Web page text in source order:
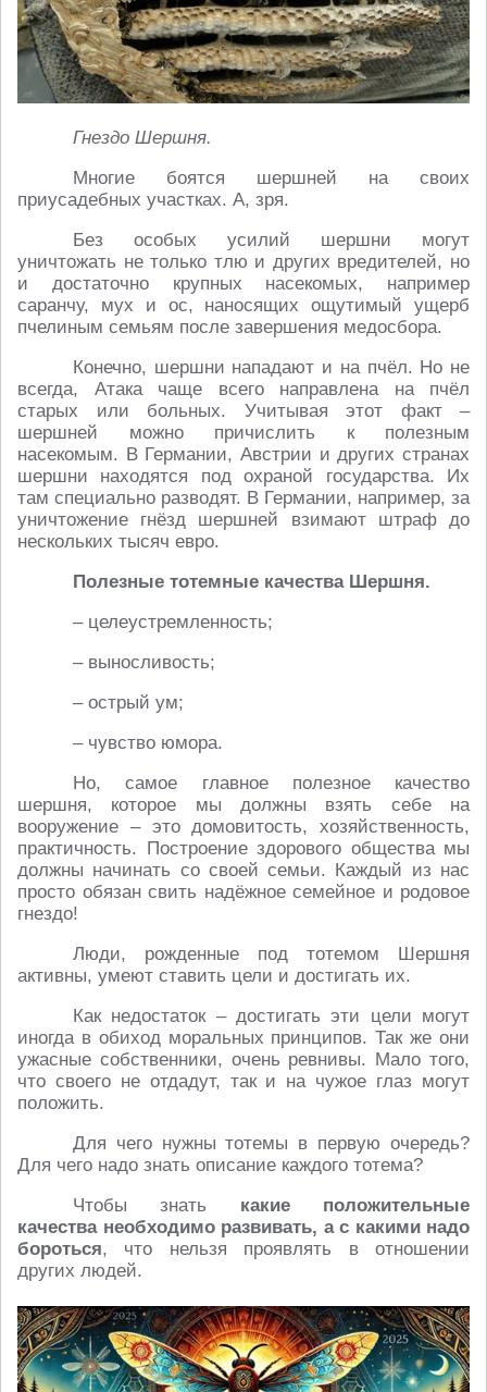
Гнездо Шершня.
Многие боятся шершней на своих
приусадебных участках. А, зря.
Без особых усилий шершни могут
уничтожать не только тлю и других вредителей, но
и достаточно крупных насекомых, например
саранчу, мух и ос, наносящих ощутимый ущерб
пчелиным семьям после завершения медосбора.
Конечно, шершни нападают и на пчёл. Но не
всегда, Атака чаще всего направлена на пчёл
старых или больных. Учитывая этот факт –
шершней можно причислить к полезным
насекомым. В Германии, Австрии и других странах
шершни находятся под охраной государства. Их
там специально разводят. В Германии, например, за
уничтожение гнёзд шершней взимают штраф до
нескольких тысяч евро.
Полезные тотемные качества Шершня.
– целеустремленность;
– выносливость;
– острый ум;
– чувство юмора.
Но, самое главное полезное качество
шершня, которое мы должны взять себе на
вооружение – это домовитость, хозяйственность,
практичность. Построение здорового общества мы
должны начинать со своей семьи. Каждый из нас
просто обязан свить надёжное семейное и родовое
гнездо!
Люди, рожденные под тотемом Шершня
активны, умеют ставить цели и достигать их.
Как недостаток – достигать эти цели могут
иногда в обиход моральных принципов. Так же они
ужасные собственники, очень ревнивы. Мало того,
что своего не отдадут, так и на чужое глаз могут
положить.
Для чего нужны тотемы в первую очередь?
Для чего надо знать описание каждого тотема?
Чтобы знать какие положительные
качества необходимо развивать, а с какими надо
бороться, что нельзя проявлять в отношении
других людей.